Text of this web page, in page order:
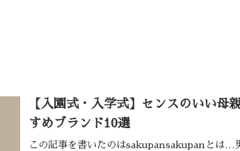
【入園式・入学式】センスのいい母
すめブランド10選
この記事を書いたのはsakupansakupanとは…